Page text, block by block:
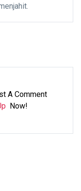
A Comment
Now!